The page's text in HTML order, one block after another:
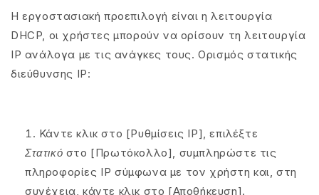
Η εργοστασιακή προεπιλογή είναι η λειτουργία
DHCP, οι χρήστες μπορούν να ορίσουν τη λειτουργία
IP ανάλογα με τις ανάγκες τους. Ορισμός στατικής
διεύθυνσης IP:
Κάντε κλικ στο [Ρυθμίσεις IP], επιλέξτε
Στατικό στο [Πρωτόκολλο], συμπληρώστε τις
πληροφορίες IP σύμφωνα με τον χρήστη και, στη
συνέχεια, κάντε κλικ στο [Αποθήκευση].